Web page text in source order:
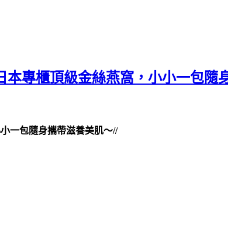
本專櫃頂級金絲燕窩，小小一包隨
一包隨身攜帶滋養美肌～//